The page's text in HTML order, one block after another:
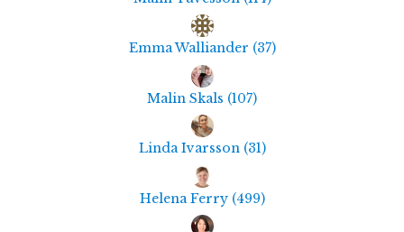
Emma Walliander (37)
Malin Skals (107)
Linda Ivarsson (31)
Helena Ferry (499)